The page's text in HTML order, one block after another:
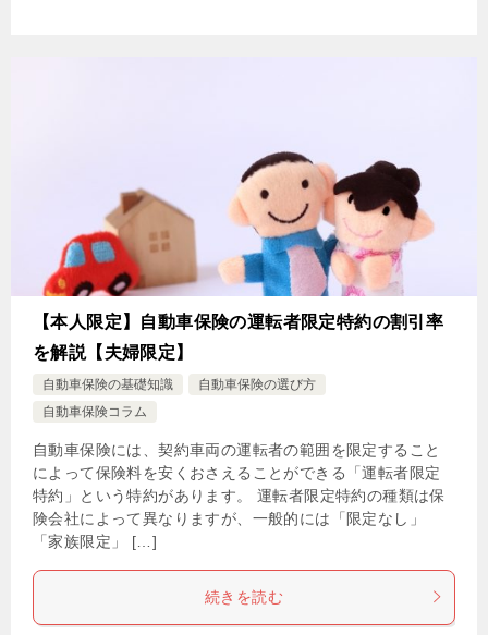
【本人限定】自動車保険の運転者限定特約の割引率
を解説【夫婦限定】
自動車保険の基礎知識
自動車保険の選び方
自動車保険コラム
自動車保険には、契約車両の運転者の範囲を限定すること
によって保険料を安くおさえることができる「運転者限定
特約」という特約があります。 運転者限定特約の種類は保
険会社によって異なりますが、一般的には「限定なし」
「家族限定」 […]
続きを読む